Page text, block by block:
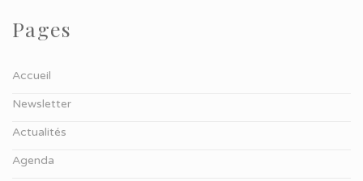
Pages
Accueil
Newsletter
Actualités
Agenda